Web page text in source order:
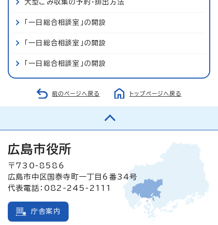
大型ごみ収集の予約・排出方法
「一日総合相談室」の開設
「一日総合相談室」の開設
「一日総合相談室」の開設
前のページへ戻る トップページへ戻る
広島市役所
〒730-8586
広島市中区国泰寺町一丁目6番34号
代表電話：082-245-2111
庁舎案内